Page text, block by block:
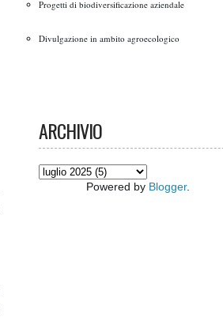
Progetti di biodiversificazione aziendale
Divulgazione in ambito agroecologico
ARCHIVIO
Powered by Blogger.